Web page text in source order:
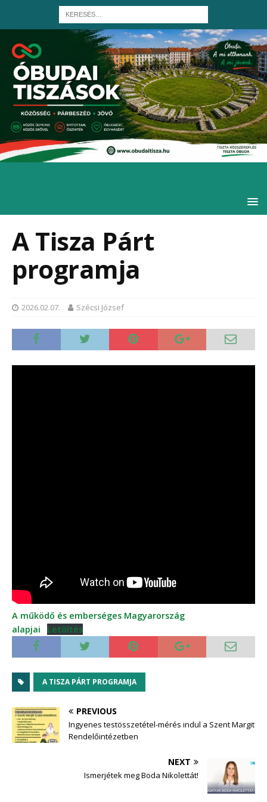
A Tisza Párt
programja
2026.02.07. Szécsi József
A működő és emberséges Magyarország
alapjai
Letöltés
A TISZA PÁRT PROGRAMJA
PREVIOUS
Ingyenes testösszetétel-mérés indul a Szent Margit
Rendelőintézetben
NEXT
Ismerjétek meg Boda Nikolettát!